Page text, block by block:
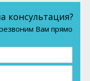
консультация?
Вам прямо